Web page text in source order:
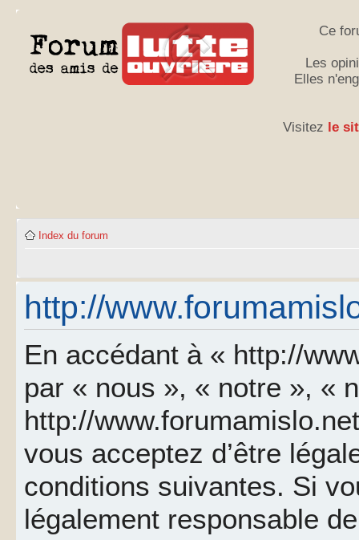
Ce
Les
Elles
Visitez le
Index du forum
http://
En accédant à « http://
par « nous », « notre », «
http://
vous acceptez d’être
conditions suivantes. Si
légalement responsable